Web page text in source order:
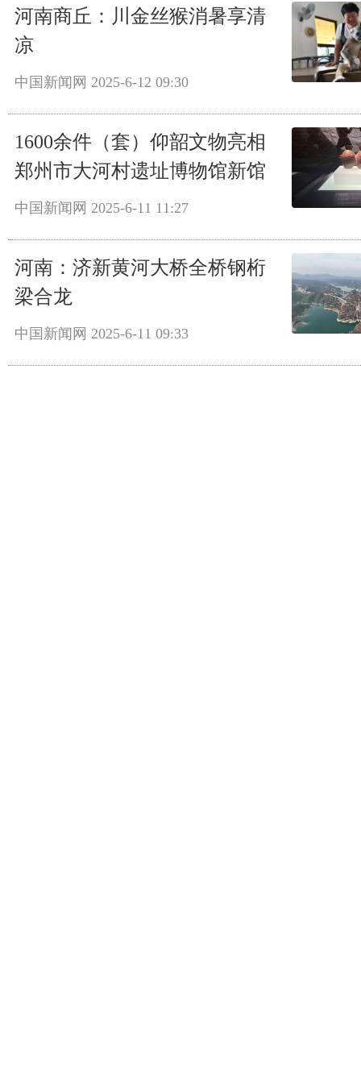
河南商丘：川金丝猴消暑享清
凉
中国新闻网 2025-6-12 09:30
1600余件（套）仰韶文物亮相
郑州市大河村遗址博物馆新馆
中国新闻网 2025-6-11 11:27
河南：济新黄河大桥全桥钢桁
梁合龙
中国新闻网 2025-6-11 09:33